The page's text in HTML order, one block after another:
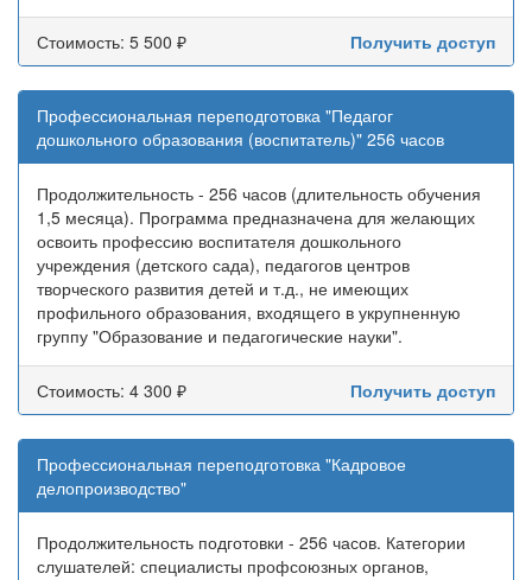
Стоимость: 5 500 ₽ Получить доступ
Профессиональная переподготовка "Педагог
дошкольного образования (воспитатель)" 256 часов
Продолжительность - 256 часов (длительность обучения
1,5 месяца). Программа предназначена для желающих
освоить профессию воспитателя дошкольного
учреждения (детского сада), педагогов центров
творческого развития детей и т.д., не имеющих
профильного образования, входящего в укрупненную
группу "Образование и педагогические науки".
Стоимость: 4 300 ₽ Получить доступ
Профессиональная переподготовка "Кадровое
делопроизводство"
Продолжительность подготовки - 256 часов. Категории
слушателей: специалисты профсоюзных органов,